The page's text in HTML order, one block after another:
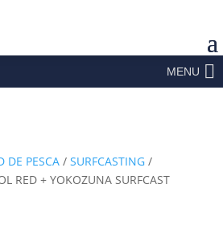
MENU
DE PESCA/ SURFCASTING/
RED + YOKOZUNA SURFCAST